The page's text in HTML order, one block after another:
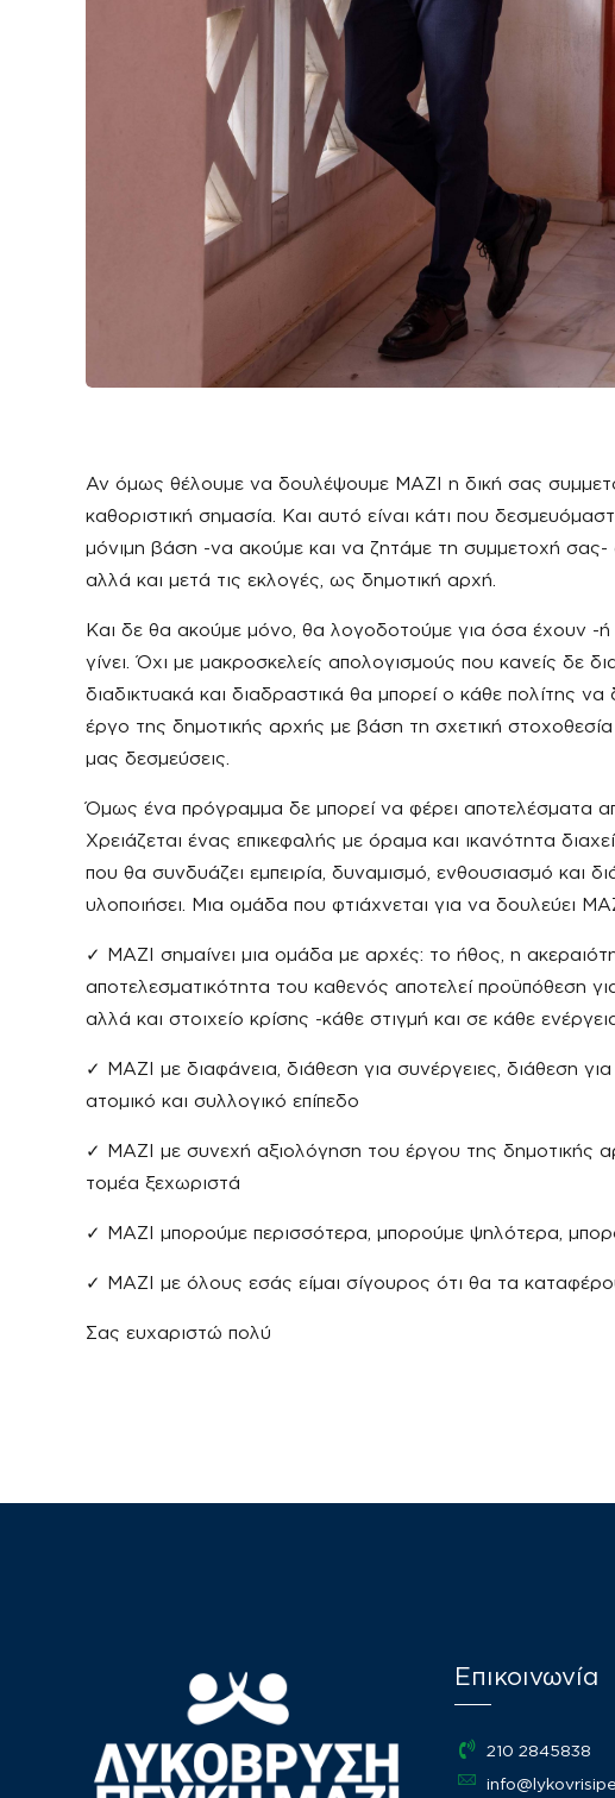
Αν όμως θέλουμε να δουλέψουμε ΜΑΖΙ η δική σας
καθοριστική σημασία. Και αυτό είναι κάτι που
μόνιμη βάση -να ακούμε και να ζητάμε τη συμμετοχή σας-
αλλά και μετά τις εκλογές, ως δημοτική αρχή.
Και δε θα ακούμε μόνο, θα λογοδοτούμε για όσα έχουν -
γίνει. Όχι με μακροσκελείς απολογισμούς που κανείς δε
διαδικτυακά και διαδραστικά θα μπορεί ο κάθε πολίτης
έργο της δημοτικής αρχής με βάση τη σχετική στοχοθεσία
μας δεσμεύσεις.
Όμως ένα πρόγραμμα δε μπορεί να φέρει αποτελέσματα
Χρειάζεται ένας επικεφαλής με όραμα και ικανότητα
που θα συνδυάζει εμπειρία, δυναμισμό, ενθουσιασμό και
υλοποιήσει. Μια ομάδα που φτιάχνεται για να δουλεύει
✓ MAZI σημαίνει μια ομάδα με αρχές: το ήθος, η
αποτελεσματικότητα του καθενός αποτελεί προϋπόθεση
αλλά και στοιχείο κρίσης -κάθε στιγμή και σε κάθε
✓ ΜΑΖΙ με διαφάνεια, διάθεση για συνέργειες, διάθεση
ατομικό και συλλογικό επίπεδο
✓ ΜΑΖΙ με συνεχή αξιολόγηση του έργου της δημοτικής
τομέα ξεχωριστά
✓ ΜΑΖΙ μπορούμε περισσότερα, μπορούμε ψηλότερα,
✓ ΜΑΖΙ με όλους εσάς είμαι σίγουρος ότι θα τα
Σας ευχαριστώ πολύ
Επικοινωνία
210 2845838